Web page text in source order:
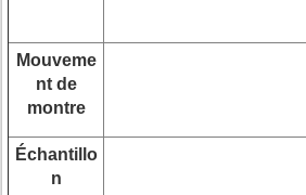
Mouveme
nt de
montre
Échantillo
n